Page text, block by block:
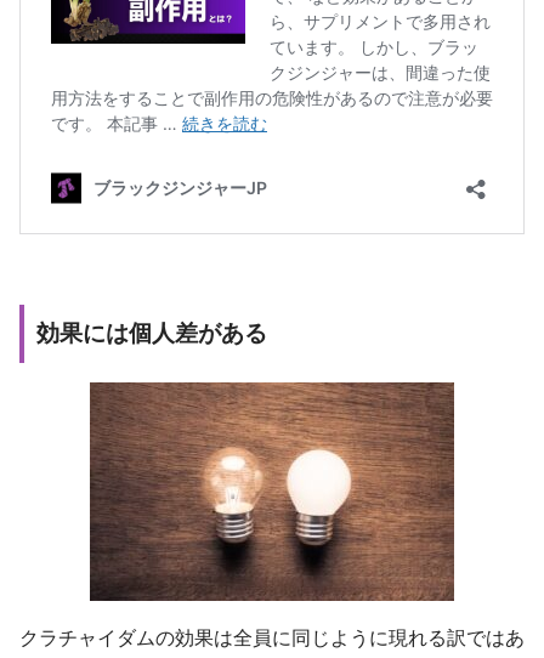
効果には個人差がある
クラチャイダムの効果は全員に同じように現れる訳ではあ